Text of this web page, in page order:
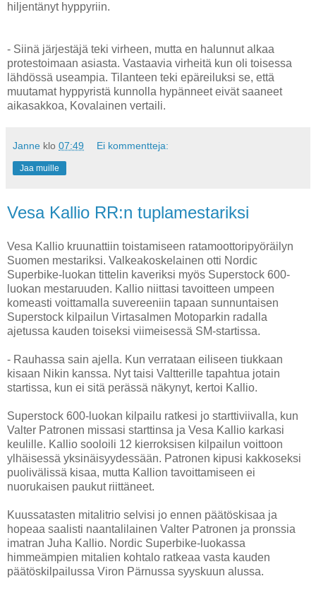
hiljentänyt hyppyriin.
- Siinä järjestäjä teki virheen, mutta en halunnut alkaa
protestoimaan asiasta. Vastaavia virheitä kun oli toisessa
lähdössä useampia. Tilanteen teki epäreiluksi se, että
muutamat hyppyristä kunnolla hypänneet eivät saaneet
aikasakkoa, Kovalainen vertaili.
Janne klo 07:49 Ei kommentteja:
Jaa muille
Vesa Kallio RR:n tuplamestariksi
Vesa Kallio kruunattiin toistamiseen ratamoottoripyöräilyn
Suomen mestariksi. Valkeakoskelainen otti Nordic
Superbike-luokan tittelin kaveriksi myös Superstock 600-
luokan mestaruuden. Kallio niittasi tavoitteen umpeen
komeasti voittamalla suvereeniin tapaan sunnuntaisen
Superstock kilpailun Virtasalmen Motoparkin radalla
ajetussa kauden toiseksi viimeisessä SM-startissa.
- Rauhassa sain ajella. Kun verrataan eiliseen tiukkaan
kisaan Nikin kanssa. Nyt taisi Valtterille tapahtua jotain
startissa, kun ei sitä perässä näkynyt, kertoi Kallio.
Superstock 600-luokan kilpailu ratkesi jo starttiviivalla, kun
Valter Patronen missasi starttinsa ja Vesa Kallio karkasi
keulille. Kallio sooloili 12 kierroksisen kilpailun voittoon
ylhäisessä yksinäisyydessään. Patronen kipusi kakkoseksi
puolivälissä kisaa, mutta Kallion tavoittamiseen ei
nuorukaisen paukut riittäneet.
Kuussatasten mitalitrio selvisi jo ennen päätöskisaa ja
hopeaa saalisti naantalilainen Valter Patronen ja pronssia
imatran Juha Kallio. Nordic Superbike-luokassa
himmeämpien mitalien kohtalo ratkeaa vasta kauden
päätöskilpailussa Viron Pärnussa syyskuun alussa.